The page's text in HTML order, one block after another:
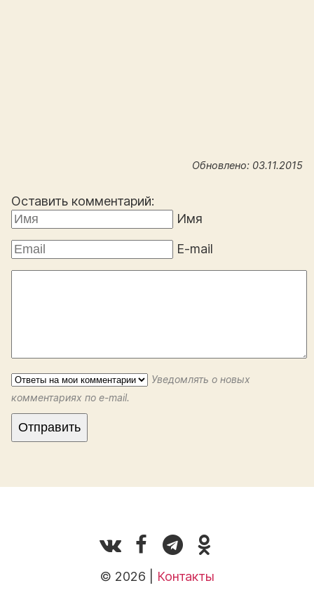
Обновлено: 03.11.2015
Оставить комментарий:
Имя
E-mail
Уведомлять о новых
комментариях по e-mail.
© 2026 | Контакты